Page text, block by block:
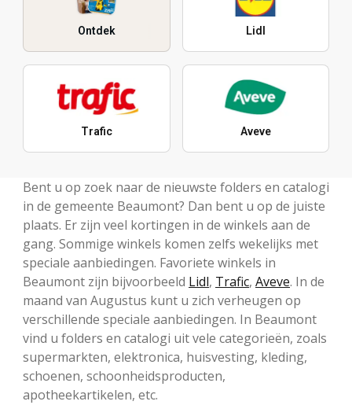
Ontdek Lidl
Trafic Aveve
Bent u op zoek naar de nieuwste folders en catalogi
in de gemeente Beaumont? Dan bent u op de juiste
plaats. Er zijn veel kortingen in de winkels aan de
gang. Sommige winkels komen zelfs wekelijks met
speciale aanbiedingen. Favoriete winkels in
Beaumont zijn bijvoorbeeld Lidl, Trafic, Aveve. In de
maand van Augustus kunt u zich verheugen op
verschillende speciale aanbiedingen. In Beaumont
vind u folders en catalogi uit vele categorieën, zoals
supermarkten, elektronica, huisvesting, kleding,
schoenen, schoonheidsproducten,
apotheekartikelen, etc.